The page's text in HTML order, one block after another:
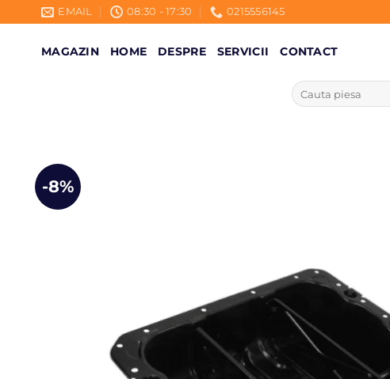
to
content
EMAIL 08:30 - 17:30 0215556145
MAGAZIN HOME DESPRE SERVICII CONTACT
Caută
după:
-8%